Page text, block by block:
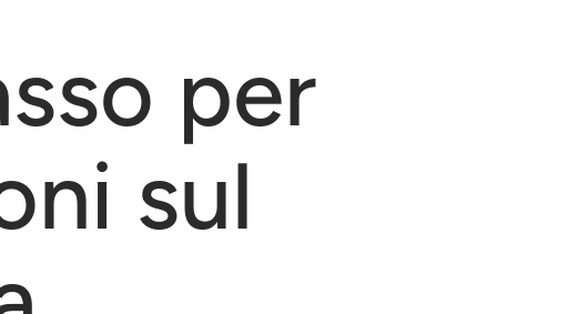
per
sul